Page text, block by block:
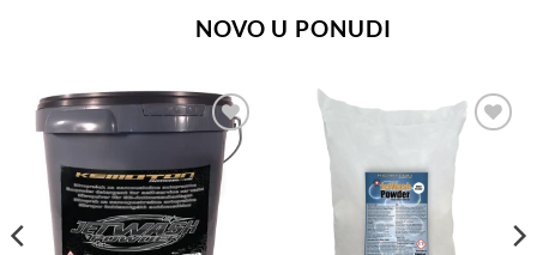
NOVO U PONUDI
Add to
wishlist